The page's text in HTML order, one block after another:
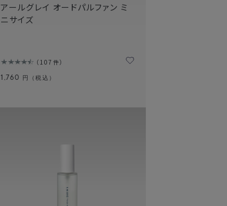
アールグレイ オードパルファン ミ
ニサイズ
107件
1,760 円（税込）